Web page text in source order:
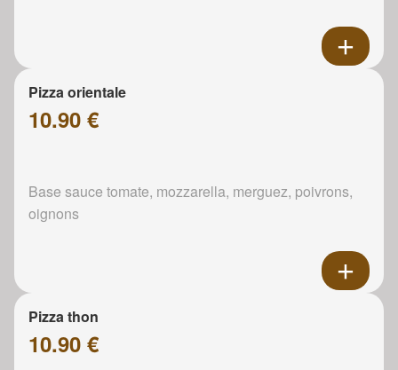
Pizza orientale
10.90 €
Base sauce tomate, mozzarella, merguez, poivrons,
oignons
Pizza thon
10.90 €